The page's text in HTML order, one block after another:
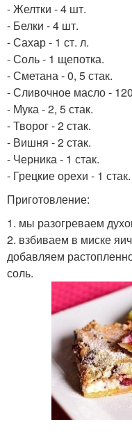
- Желтки - 4 шт.
- Белки - 4 шт.
- Сахар - 1 ст. л.
- Соль - 1 щепотка.
- Сметана - 0, 5 стак.
- Сливочное масло -
- Мука - 2, 5 стак.
- Творог - 2 стак.
- Вишня - 2 стак.
- Черника - 1 стак.
- Грецкие орехи - 1 стак.
Приготовление:
1. мы разогреваем
2. взбиваем в миске
добавляем
соль.